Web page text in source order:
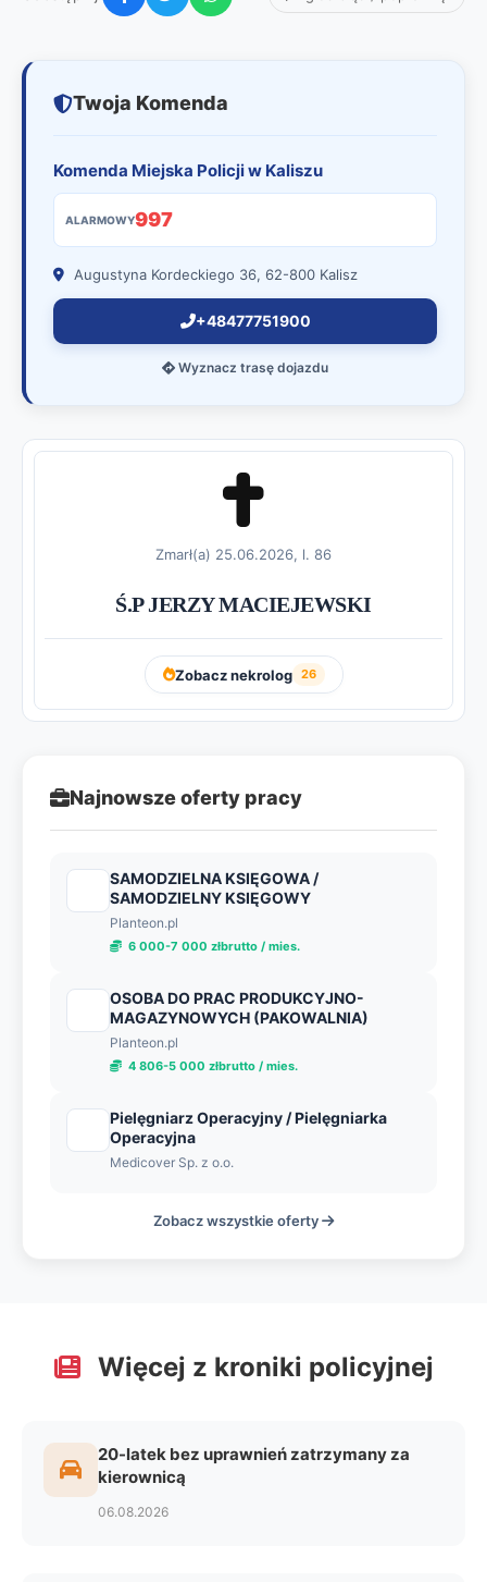
Twoja Komenda
Komenda Miejska Policji w Kaliszu
ALARMOWY997
Augustyna Kordeckiego 36, 62-800 Kalisz
+48477751900
Wyznacz trasę dojazdu
Zmarł(a) 25.06.2026, l. 86
Ś.P JERZY MACIEJEWSKI
Zobacz nekrolog 26
Najnowsze oferty pracy
SAMODZIELNA KSIĘGOWA /
SAMODZIELNY KSIĘGOWY
Planteon.pl
6 000-7 000 złbrutto / mies.
OSOBA DO PRAC PRODUKCYJNO-
MAGAZYNOWYCH (PAKOWALNIA)
Planteon.pl
4 806-5 000 złbrutto / mies.
Pielęgniarz Operacyjny / Pielęgniarka
Operacyjna
Medicover Sp. z o.o.
Zobacz wszystkie oferty
Więcej z kroniki policyjnej
20-latek bez uprawnień zatrzymany za
kierownicą
06.08.2026